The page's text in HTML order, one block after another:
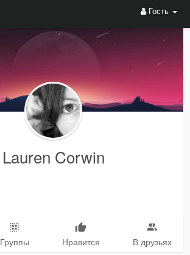
Гость
Lauren Corwin
Группы Нравится В друзьях